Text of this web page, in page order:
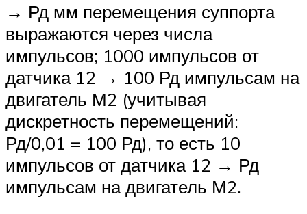
→ Рд мм перемещения суппорта
выражаются через числа
импульсов; 1000 импульсов от
датчика 12 → 100 Рд импульсам на
двигатель М2 (учитывая
дискретность перемещений:
Рд/0,01 = 100 Рд), то есть 10
импульсов от датчика 12 → Рд
импульсам на двигатель М2.